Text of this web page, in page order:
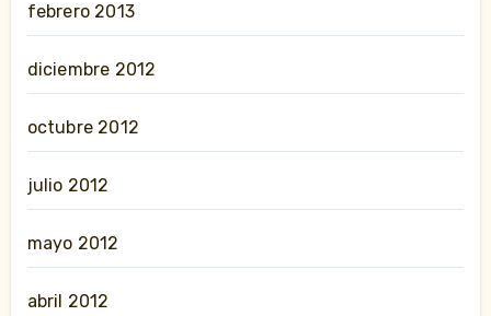
febrero 2013
diciembre 2012
octubre 2012
julio 2012
mayo 2012
abril 2012